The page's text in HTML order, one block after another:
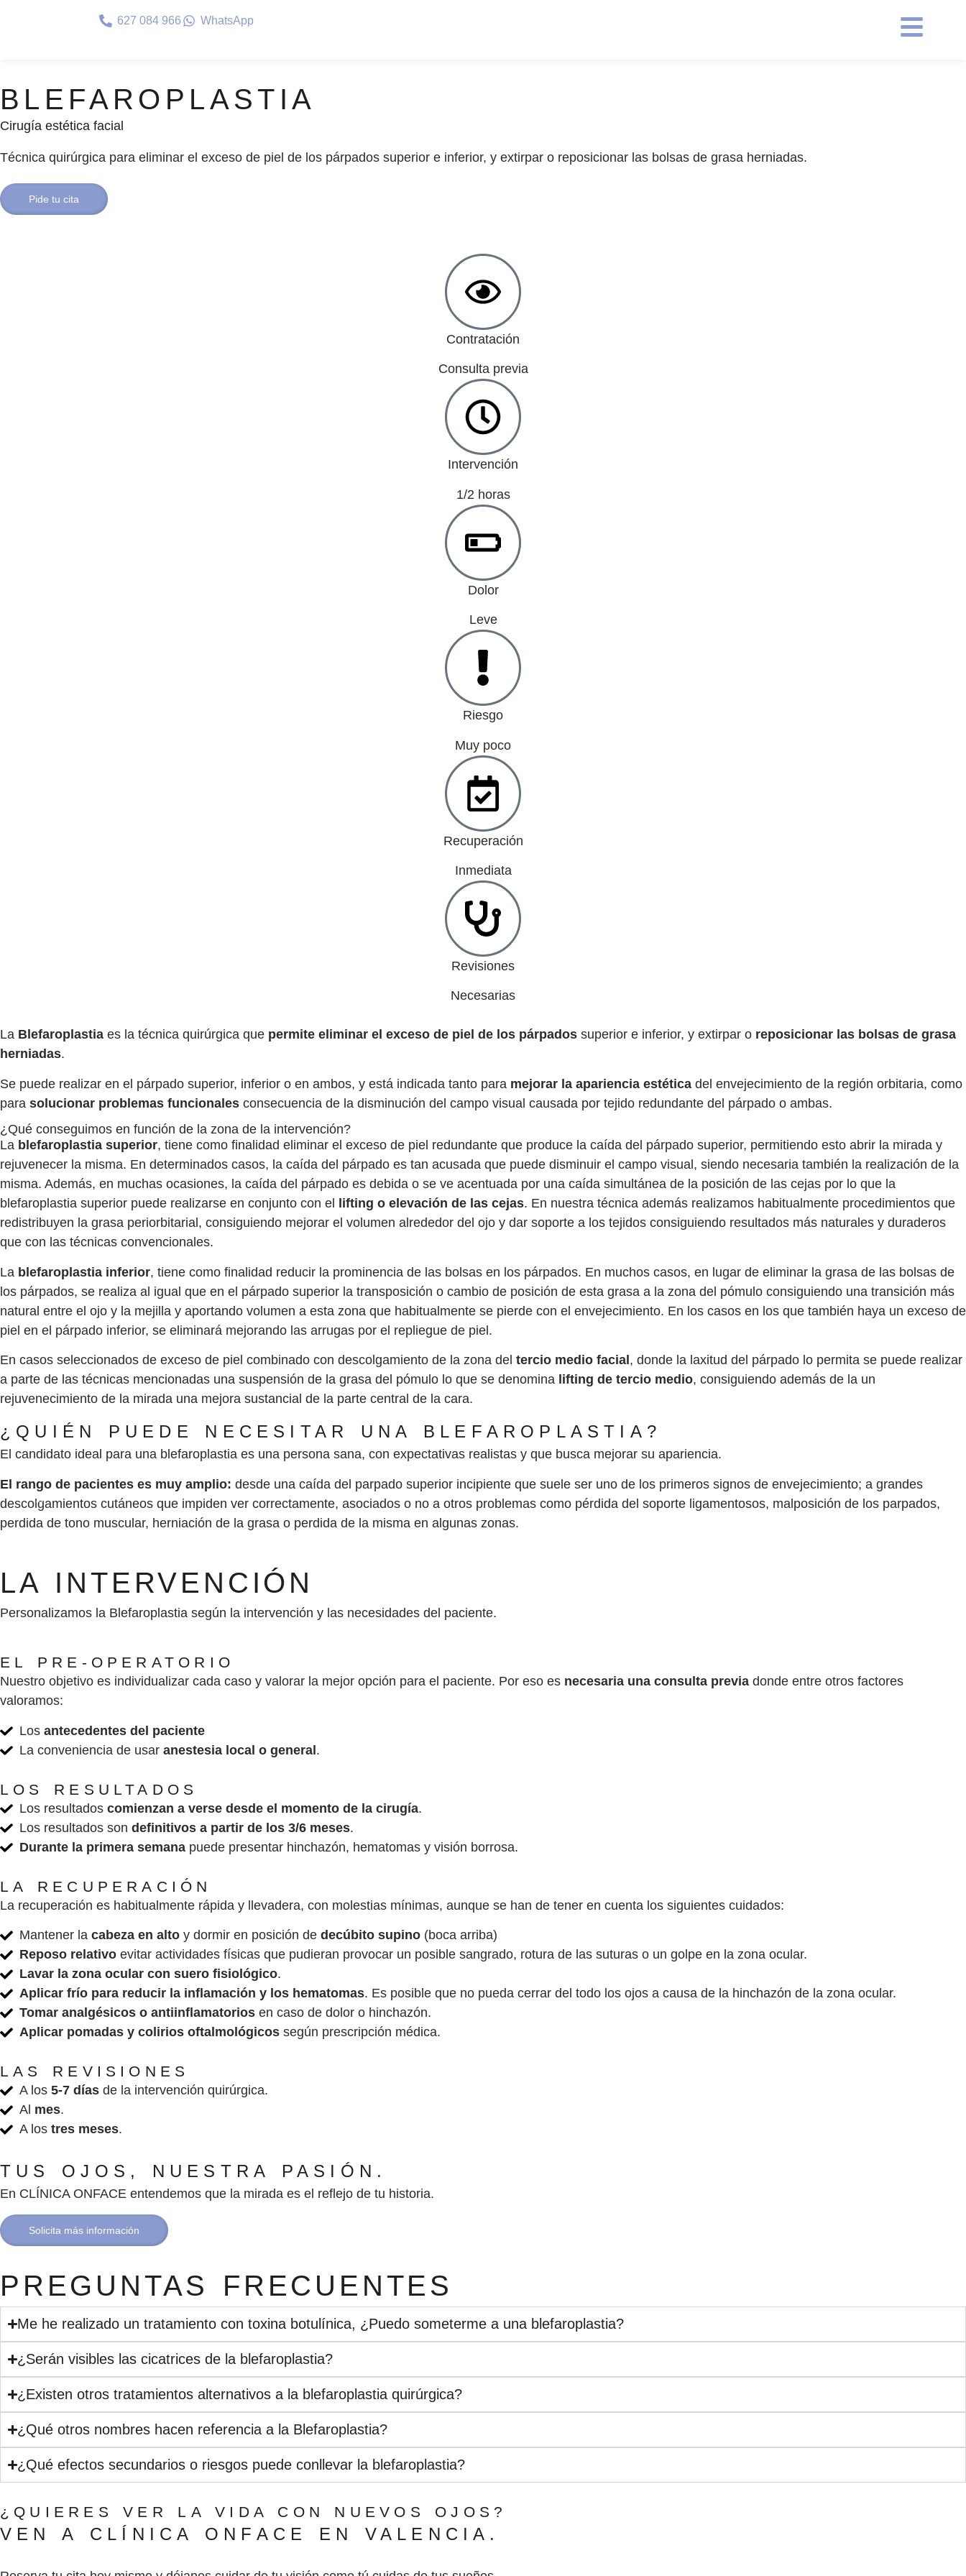
627 084 966 WhatsApp
BLEFAROPLASTIA
Cirugía estética facial
Técnica quirúrgica para eliminar el exceso de piel de los párpados superior e inferior, y extirpar o reposicionar las bolsas de grasa herniadas.
Pide tu cita
Contratación
Consulta previa
Intervención
1/2 horas
Dolor
Leve
Riesgo
Muy poco
Recuperación
Inmediata
Revisiones
Necesarias
La Blefaroplastia es la técnica quirúrgica que permite eliminar el exceso de piel de los párpados superior e inferior, y extirpar o reposicionar las bolsas de grasa
herniadas.
Se puede realizar en el párpado superior, inferior o en ambos, y está indicada tanto para mejorar la apariencia estética del envejecimiento de la región orbitaria, como
para solucionar problemas funcionales consecuencia de la disminución del campo visual causada por tejido redundante del párpado o ambas.
¿Qué conseguimos en función de la zona de la intervención?
La blefaroplastia superior, tiene como finalidad eliminar el exceso de piel redundante que produce la caída del párpado superior, permitiendo esto abrir la mirada y
rejuvenecer la misma. En determinados casos, la caída del párpado es tan acusada que puede disminuir el campo visual, siendo necesaria también la realización de la
misma. Además, en muchas ocasiones, la caída del párpado es debida o se ve acentuada por una caída simultánea de la posición de las cejas por lo que la
blefaroplastia superior puede realizarse en conjunto con el
lifting o elevación de las cejas. En nuestra técnica además realizamos habitualmente procedimientos que
redistribuyen la grasa periorbitarial, consiguiendo mejorar el volumen alrededor del ojo y dar soporte a los tejidos consiguiendo resultados más naturales y duraderos
que con las técnicas convencionales.
La blefaroplastia inferior, tiene como finalidad reducir la prominencia de las bolsas en los párpados. En muchos casos, en lugar de eliminar la grasa de las bolsas de
los párpados, se realiza al igual que en el párpado superior la transposición o cambio de posición de esta grasa a la zona del pómulo consiguiendo una transición más
natural entre el ojo y la mejilla y aportando volumen a esta zona que habitualmente se pierde con el envejecimiento. En los casos en los que también haya un exceso de
piel en el párpado inferior, se eliminará mejorando las arrugas por el repliegue de piel.
En casos seleccionados de exceso de piel combinado con descolgamiento de la zona del tercio medio facial, donde la laxitud del párpado lo permita se puede realizar
a parte de las técnicas mencionadas una suspensión de la grasa del pómulo lo que se denomina lifting de tercio medio, consiguiendo además de la un
rejuvenecimiento de la mirada una mejora sustancial de la parte central de la cara.
¿QUIÉN PUEDE NECESITAR UNA BLEFAROPLASTIA?
El candidato ideal para una blefaroplastia es una persona sana, con expectativas realistas y que busca mejorar su apariencia.
El rango de pacientes es muy amplio: desde una caída del parpado superior incipiente que suele ser uno de los primeros signos de envejecimiento; a grandes
descolgamientos cutáneos que impiden ver correctamente, asociados o no a otros problemas como pérdida del soporte ligamentosos, malposición de los parpados,
perdida de tono muscular, herniación de la grasa o perdida de la misma en algunas zonas.
LA INTERVENCIÓN
Personalizamos la Blefaroplastia según la intervención y las necesidades del paciente.
EL PRE-OPERATORIO
Nuestro objetivo es individualizar cada caso y valorar la mejor opción para el paciente. Por eso es necesaria una consulta previa donde entre otros factores
valoramos:
Los antecedentes del paciente
La conveniencia de usar anestesia local o general.
LOS RESULTADOS
Los resultados comienzan a verse desde el momento de la cirugía.
Los resultados son definitivos a partir de los 3/6 meses.
Durante la primera semanapuede presentar hinchazón, hematomas y visión borrosa.
LA RECUPERACIÓN
La recuperación es habitualmente rápida y llevadera, con molestias mínimas, aunque se han de tener en cuenta los siguientes cuidados:
Mantener la cabeza en altoy dormir en posición de decúbito supino(boca arriba)
Reposo relativoevitar actividades físicas que pudieran provocar un posible sangrado, rotura de las suturas o un golpe en la zona ocular.
Lavar la zona ocular con suero fisiológico.
Aplicar frío para reducir la inflamación y los hematomas. Es posible que no pueda cerrar del todo los ojos a causa de la hinchazón de la zona ocular.
Tomar analgésicos o antiinflamatoriosen caso de dolor o hinchazón.
Aplicar pomadas y colirios oftalmológicossegún prescripción médica.
LAS REVISIONES
A los 5-7 díasde la intervención quirúrgica.
Al mes.
A los tres meses.
TUS OJOS, NUESTRA PASIÓN.
En CLÍNICA ONFACE entendemos que la mirada es el reflejo de tu historia.
Solicita más información
PREGUNTAS FRECUENTES
Me he realizado un tratamiento con toxina botulínica, ¿Puedo someterme a una blefaroplastia?
¿Serán visibles las cicatrices de la blefaroplastia?
¿Existen otros tratamientos alternativos a la blefaroplastia quirúrgica?
¿Qué otros nombres hacen referencia a la Blefaroplastia?
¿Qué efectos secundarios o riesgos puede conllevar la blefaroplastia?
¿QUIERES VER LA VIDA CON NUEVOS OJOS?
VEN A CLÍNICA ONFACE EN VALENCIA.